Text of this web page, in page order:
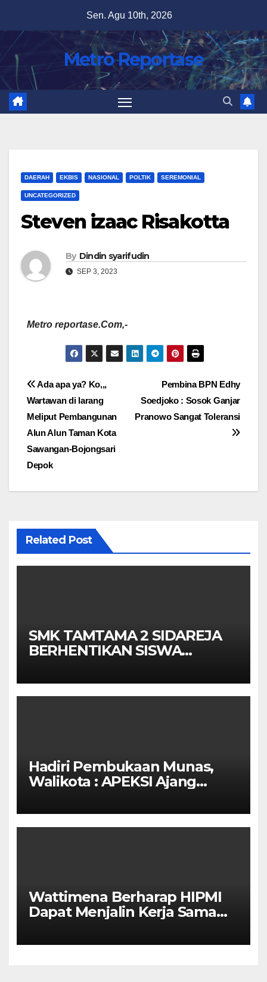
content
Sen. Agu 10th, 2026
Metro Reportase
DAERAH EKBIS NASIONAL POLTIK SEREMONIAL
UNCATEGORIZED
Steven izaac Risakotta
By Dindin syarifudin
SEP 3, 2023
Metro reportase.Com,-
Navigasi
pos
Pembina BPN Edhy
Soedjoko : Sosok Ganjar
Pranowo Sangat Toleransi
Ada apa ya? Ko,,,
Wartawan di larang
Meliput Pembangunan
Alun Alun Taman Kota
Sawangan-Bojongsari
Depok
Related Post
SMK TAMTAMA 2 SIDAREJA
BERHENTIKAN SISWA
LAKRI CILACAP TURUN
TANGAN
Hadiri Pembukaan Munas,
Walikota : APEKSI Ajang
Wattimena Berharap HIPMI
Dapat Menjalin Kerja Sama
Meningkatkan